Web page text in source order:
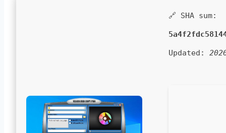
🔗 SHA sum:
Updated: